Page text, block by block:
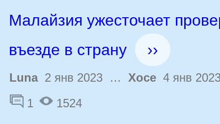
Малайзия ужесточает
въезде в страну
››
Luna2 янв 2023 … Хосе 4 янв
1
1524